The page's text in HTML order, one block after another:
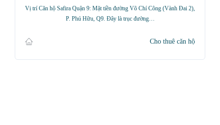
Vị trí Căn hộ Safira Quận 9: Mặt tiền đường Võ Chí Công (Vành Đai 2),
P. Phú Hữu, Q9. Đây là trục đường…
Cho thuê căn hộ